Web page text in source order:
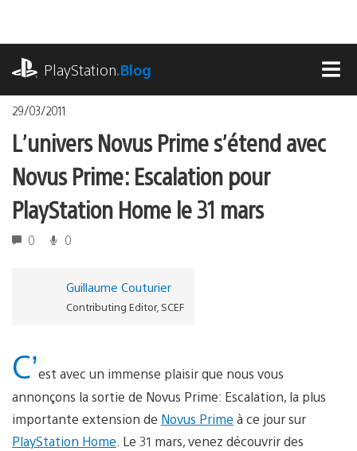
contenu
PlayStation.Blog
29/03/2011
L’univers Novus Prime s’étend avec
Novus Prime: Escalation pour
PlayStation Home le 31 mars
0 0
Guillaume Couturier
Contributing Editor, SCEF
C’est avec un immense plaisir que nous vous
annonçons la sortie de Novus Prime: Escalation, la plus
importante extension de Novus Prime à ce jour sur
PlayStation Home . Le 31 mars, venez découvrir des